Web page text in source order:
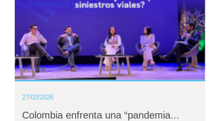
27/02/2026
Colombia enfrenta una “pandemia...